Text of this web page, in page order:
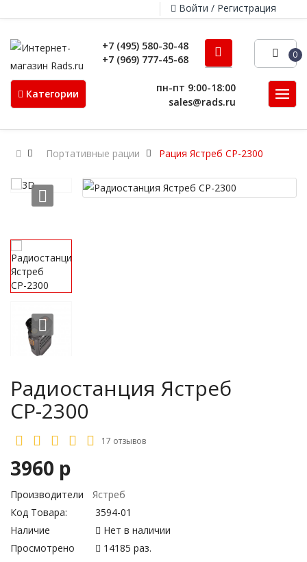
Войти / Регистрация
+7 (495) 580-30-48
+7 (969) 777-45-68
0
Категории
пн-пт 9:00-18:00
sales@rads.ru
Портативные рации Рация Ястреб СР-2300
Радиостанция Ястреб
СР-2300
17 отзывов
3960 р
Производители
Ястреб
Код Товара:
3594-01
Наличие
Нет в наличии
Просмотрено
14185 раз.